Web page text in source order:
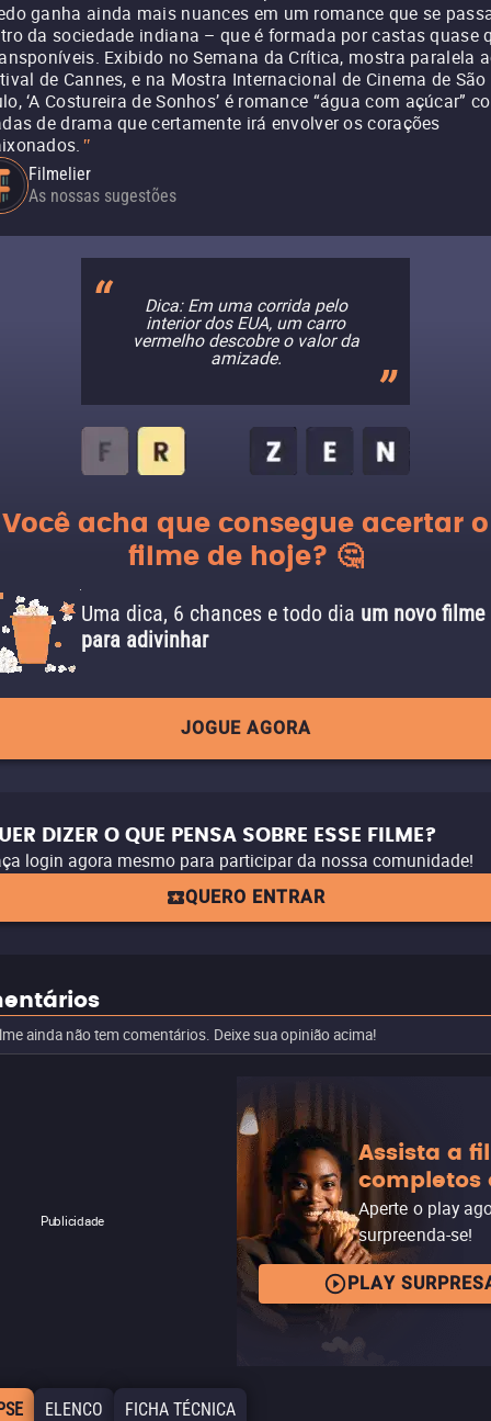
ganha ainda mais nuances em um romance que se
da sociedade indiana – que é formada por castas quase
Exibido no Semana da Crítica, mostra paralela
de Cannes, e na Mostra Internacional de Cinema de São
‘A Costureira de Sonhos’ é romance “água com açúcar”
de drama que certamente irá envolver os corações
"
Filmelier
As nossas sugestões
Dica: Em uma corrida pelo
interior dos EUA, um carro
vermelho descobre o valor da
amizade.
Você acha que consegue acertar o
filme de hoje? 🤔
Uma dica, 6 chances e todo dia um novo filme
para adivinhar
JOGUE AGORA
DIZER O QUE PENSA SOBRE ESSE FILME?
login agora mesmo para participar da nossa comunidade!
QUERO ENTRAR
ainda não tem comentários. Deixe sua opinião acima!
Publicidade
Assista a
completos
Aperte o play
surpreenda-se!
PLAY
ELENCO FICHA TÉCNICA